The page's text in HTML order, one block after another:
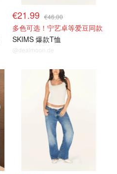
€21.99 €46.00
多色可选！宁艺卓等爱豆同款
SKIMS 爆款T恤
@dealmoon.de